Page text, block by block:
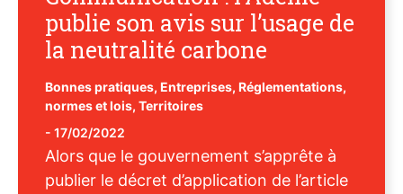
publie son avis sur l’usage de
la neutralité carbone
Bonnes pratiques, Entreprises, Réglementations,
normes et lois, Territoires
- 17/02/2022
Alors que le gouvernement s’apprête à
publier le décret d’application de l’article